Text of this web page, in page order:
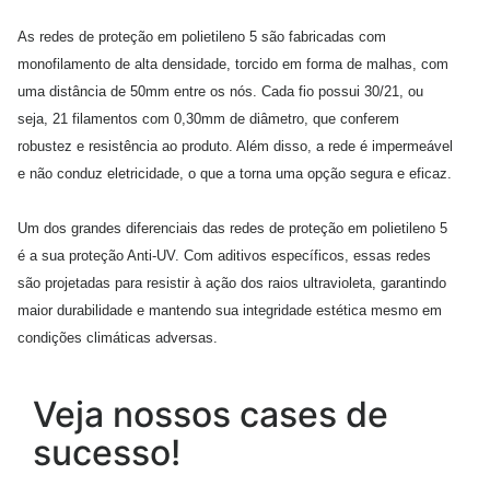
As redes de proteção em polietileno 5 são fabricadas com
monofilamento de alta densidade, torcido em forma de malhas, com
uma distância de 50mm entre os nós. Cada fio possui 30/21, ou
seja, 21 filamentos com 0,30mm de diâmetro, que conferem
robustez e resistência ao produto. Além disso, a rede é impermeável
e não conduz eletricidade, o que a torna uma opção segura e eficaz.
Um dos grandes diferenciais das redes de proteção em polietileno 5
é a sua proteção Anti-UV. Com aditivos específicos, essas redes
são projetadas para resistir à ação dos raios ultravioleta, garantindo
maior durabilidade e mantendo sua integridade estética mesmo em
condições climáticas adversas.
Veja nossos cases de
sucesso!